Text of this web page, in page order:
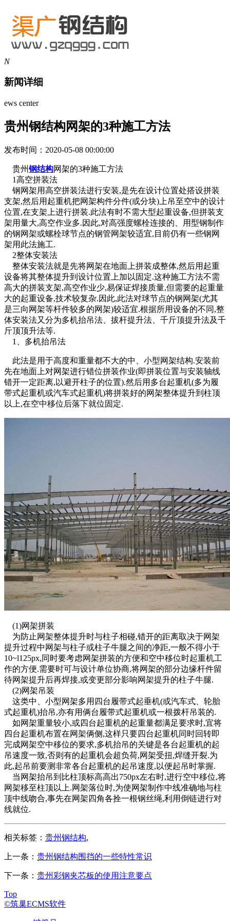
N
新闻详细
ews center
贵州钢结构网架的3种施工方法
发布时间：2020-05-08 00:00:00
贵州钢结构网架的3种施工方法
1高空拼装法
钢网架用高空拼装法进行安装,是先在设计位置处搭设拼装
支架,然后用起重机把网架构件分件(或分块)上吊至空中的设计
位置,在支架上进行拼装.此法有时不需大型起重设备,但拼装支
架用量大,高空作业多.因此,对高强度螺栓连接的、用型钢制作
的钢网架或螺栓球节点的钢管网架较适宜,目前仍有一些钢网
架用此法施工.
2整体安装法
整体安装法就是先将网架在地面上拼装成整体,然后用起重
设备将其整体提升到设计位置上加以固定.这种施工方法不需
高大的拼装支架,高空作业少,易保证焊接质量,但需要的起重量
大的起重设备,技术较复杂.因此,此法对球节点的钢网架(尤其
是三向网架等杆件较多的网架)较适宜.根据所用设备的不同,整
体安装法又分为多机抬吊法、拔杆提升法、千斤顶提升法及千
斤顶顶升法等.
1、多机抬吊法
此法是用于高度和重量都不大的中、小型网架结构.安装前
先在地面上对网架进行错位拼装作业(即拼装位置与安装轴线
错开一定距离,以避开柱子的位置).然后用多台起重机(多为履
带式起重机或汽车式起重机)将拼装好的网架整体提升到柱顶
以上,在空中移位后落下就位固定.
(1)网架拼装
为防止网架整体提升时与柱子相碰,错开的距离取决于网架
提升过程中网架与柱子或柱子牛腿之间的净距,一般不得小于
10~l125px,同时要考虑网架拼装的方便和空中移位时起重机工
作的方便.需要时可与设计单位协商,将网架的部分边缘杆件留
待网架提升后再焊接,或变更部分影响网架提升的柱子牛腿.
(2)网架吊装
这类中、小型网架多用四台履带式起垂机(或汽车式、轮胎
式起重机)抬吊,亦有用俩台履带式起重机或一根拨杆吊装的.
如网架重量较小,或四台起重机的起重量都满足要求时,宜将
四台起重机布置在网架俩侧,这样只要四台起重机同时回转即
完成网架空中移位的要求,多机抬吊的关键是各台起重机的起
吊速度一致,否则有的起重机会超负荷,网架受扭,焊缝开裂.为
此,起吊前要测非常各台起重机的起吊速度,以便起吊时掌握.
当网架抬吊到比柱顶标高高出750px左右时,进行空中移位,将
网架移至柱顶以上.网架落位时,为使网架制作中线准确地与柱
顶中线吻合,事先在网架四角各拴一根钢丝绳,利用倒链进行对
线就位.
相关标签： 贵州钢结构,
上一条： 贵州钢结构围挡的一些特性常识
下一条： 贵州彩钢夹芯板的使用注意要点
Top
©筑巢ECMS软件